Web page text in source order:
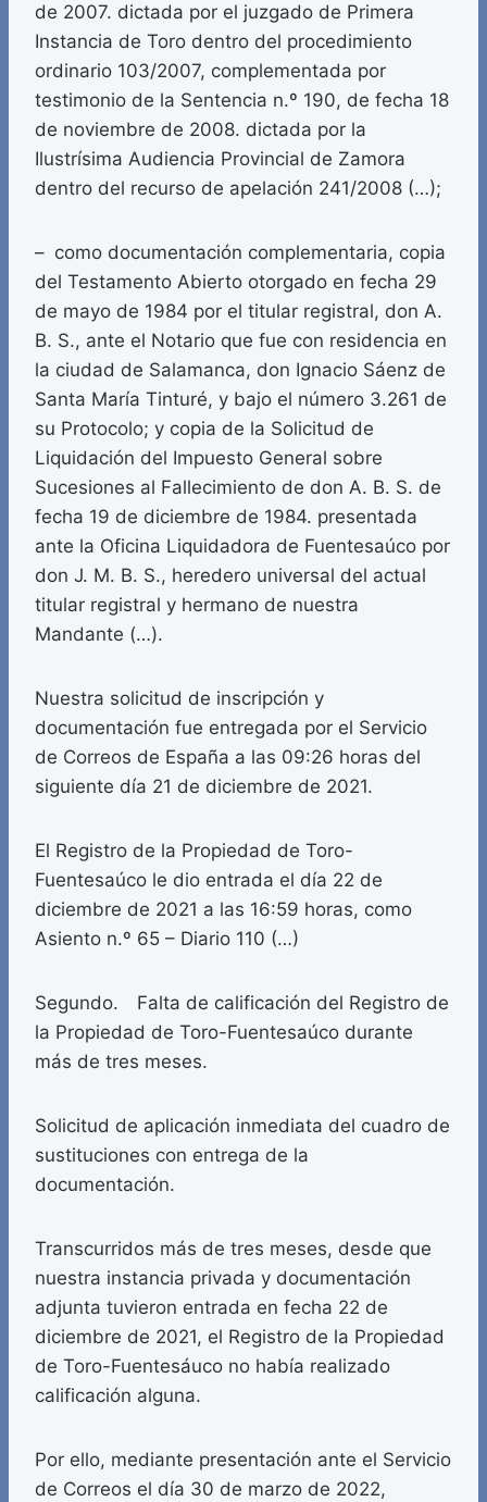
de 2007. dictada por el juzgado de Primera
Instancia de Toro dentro del procedimiento
ordinario 103/2007, complementada por
testimonio de la Sentencia n.º 190, de fecha 18
de noviembre de 2008. dictada por la
Ilustrísima Audiencia Provincial de Zamora
dentro del recurso de apelación 241/2008 (…);
– como documentación complementaria, copia
del Testamento Abierto otorgado en fecha 29
de mayo de 1984 por el titular registral, don A.
B. S., ante el Notario que fue con residencia en
la ciudad de Salamanca, don Ignacio Sáenz de
Santa María Tinturé, y bajo el número 3.261 de
su Protocolo; y copia de la Solicitud de
Liquidación del Impuesto General sobre
Sucesiones al Fallecimiento de don A. B. S. de
fecha 19 de diciembre de 1984. presentada
ante la Oficina Liquidadora de Fuentesaúco por
don J. M. B. S., heredero universal del actual
titular registral y hermano de nuestra
Mandante (…).
Nuestra solicitud de inscripción y
documentación fue entregada por el Servicio
de Correos de España a las 09:26 horas del
siguiente día 21 de diciembre de 2021.
El Registro de la Propiedad de Toro-
Fuentesaúco le dio entrada el día 22 de
diciembre de 2021 a las 16:59 horas, como
Asiento n.º 65 – Diario 110 (…)
Segundo. Falta de calificación del Registro de
la Propiedad de Toro-Fuentesaúco durante
más de tres meses.
Solicitud de aplicación inmediata del cuadro de
sustituciones con entrega de la
documentación.
Transcurridos más de tres meses, desde que
nuestra instancia privada y documentación
adjunta tuvieron entrada en fecha 22 de
diciembre de 2021, el Registro de la Propiedad
de Toro-Fuentesáuco no había realizado
calificación alguna.
Por ello, mediante presentación ante el Servicio
de Correos el día 30 de marzo de 2022,